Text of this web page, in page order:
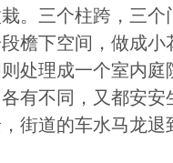
。三个柱跨，三
檐下空间，做成
处理成一个室内
有不同，又都安
街道的车水马龙